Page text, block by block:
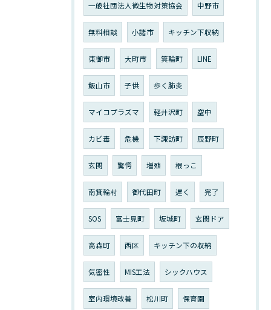
一般社団法人微生物対策協会 中野市
無料相談 小諸市 キッチン下収納
東御市 大町市 箕輪町 LINE
飯山市 子供 歩く肺炎
マイコプラズマ 軽井沢町 空中
カビ毒 危機 下諏訪町 辰野町
玄関 驚愕 増殖 根っこ
南箕輪村 御代田町 遅く 完了
SOS 富士見町 坂城町 玄関ドア
高森町 西区 キッチン下の収納
気密性 MIS工法 シックハウス
室内環境改善 松川町 保育園